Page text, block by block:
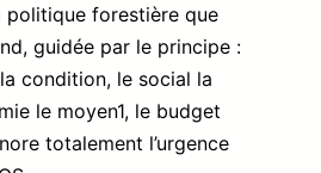
politique forestière que
guidée par le principe :
la condition, le social la
le moyen1, le budget
totalement l’urgence